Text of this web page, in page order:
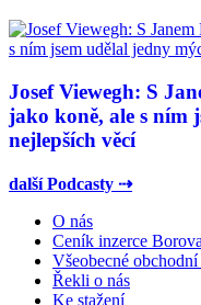
Josef Viewegh: S
jako koně, ale s ním
nejlepších věcí
další Podcasty ⇢
O nás
Ceník inzerce
Všeobecné
Řekli o nás
Ke stažení